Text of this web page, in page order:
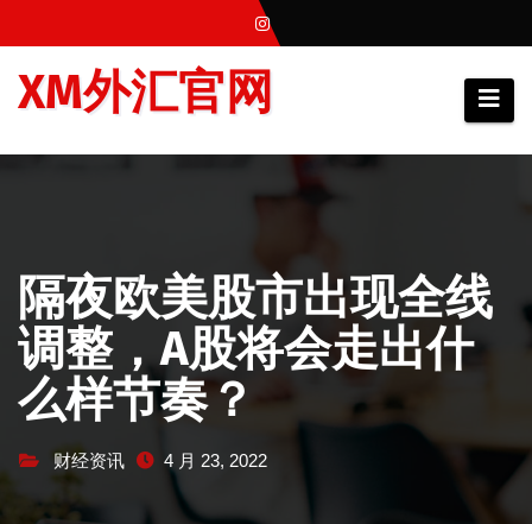
至
XM外汇官网
隔夜欧美股市出现全线
调整，A股将会走出什
么样节奏？
财经资讯 4 月 23, 2022